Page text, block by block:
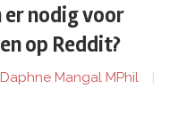
nodig voor
op Reddit?
Mangal MPhil